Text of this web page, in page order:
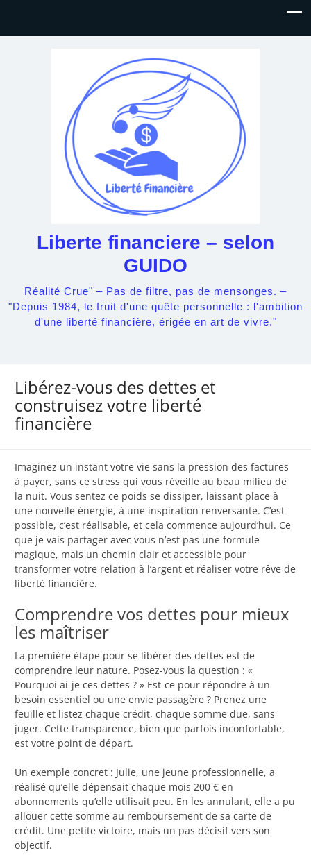
Liberte financiere – selon
GUIDO
Réalité Crue" – Pas de filtre, pas de mensonges. –
"Depuis 1984, le fruit d'une quête personnelle : l'ambition
d'une liberté financière, érigée en art de vivre."
Libérez-vous des dettes et
construisez votre liberté
financière
Imaginez un instant votre vie sans la pression des factures
à payer, sans ce stress qui vous réveille au beau milieu de
la nuit. Vous sentez ce poids se dissiper, laissant place à
une nouvelle énergie, à une inspiration renversante. C’est
possible, c’est réalisable, et cela commence aujourd’hui. Ce
que je vais partager avec vous n’est pas une formule
magique, mais un chemin clair et accessible pour
transformer votre relation à l’argent et réaliser votre rêve de
liberté financière.
Comprendre vos dettes pour mieux
les maîtriser
La première étape pour se libérer des dettes est de
comprendre leur nature. Posez-vous la question : «
Pourquoi ai-je ces dettes ? » Est-ce pour répondre à un
besoin essentiel ou une envie passagère ? Prenez une
feuille et listez chaque crédit, chaque somme due, sans
juger. Cette transparence, bien que parfois inconfortable,
est votre point de départ.
Un exemple concret : Julie, une jeune professionnelle, a
réalisé qu’elle dépensait chaque mois 200 € en
abonnements qu’elle utilisait peu. En les annulant, elle a pu
allouer cette somme au remboursement de sa carte de
crédit. Une petite victoire, mais un pas décisif vers son
objectif.